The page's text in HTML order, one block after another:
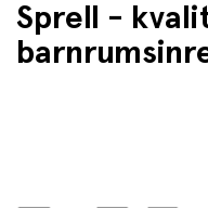
Sprell -